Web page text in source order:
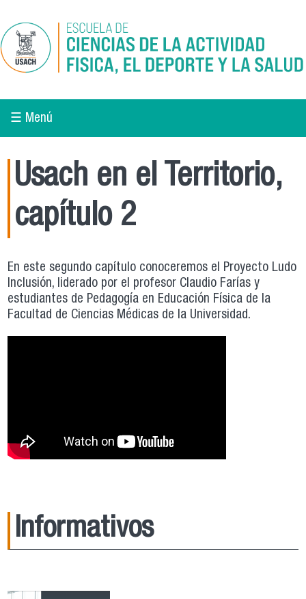
☰ Menú
Usach en el Territorio,
capítulo 2
En este segundo capítulo conoceremos el Proyecto Ludo
Inclusión, liderado por el profesor Claudio Farías y
estudiantes de Pedagogía en Educación Física de la
Facultad de Ciencias Médicas de la Universidad.
Informativos